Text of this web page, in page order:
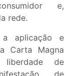
e,
rede.
aplicação e
Carta Magna
liberdade de
de